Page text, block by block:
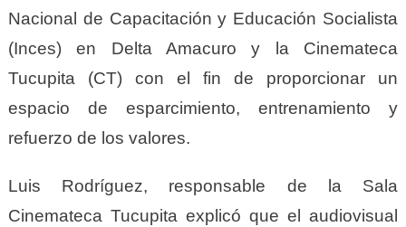
Nacional de Capacitación y Educación Socialista
(Inces) en Delta Amacuro y la Cinemateca
Tucupita (CT) con el fin de proporcionar un
espacio de esparcimiento, entrenamiento y
refuerzo de los valores.
Luis Rodríguez, responsable de la Sala
Cinemateca Tucupita explicó que el audiovisual